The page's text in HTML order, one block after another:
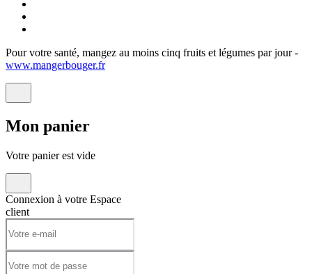
Pour votre santé, mangez au moins cinq fruits et légumes par jour -
www.mangerbouger.fr
Mon panier
Votre panier est vide
Connexion à votre Espace
client